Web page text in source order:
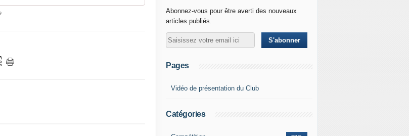
Abonnez-vous pour être averti des nouveaux
articles publiés.
Pages
Vidéo de présentation du Club
Catégories